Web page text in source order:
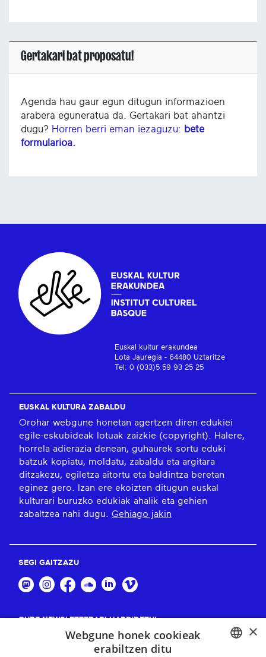
Gertakari bat proposatu!
Agenda hau gaur egun ditugun informazioen
arabera eguneratua da. Gertakari bat ahantzi
dugu? Horren berri eman iezaguzu: bete
formularioa.
Euskal kultur erakundea
Lota Jauregia - 64480 Uztaritze
Tel: 0 (033)5 59 93 25 25
EUSKAL KULTURA ZABALDU
Orohar webgune honetan agertzen diren edukiei
egile-eskubideak lotuak zaizkie (copyright). Halere,
horrela adierazia denean, guhaurek sortu eduki
batzuk kopiatu, moldatu, zabaldu eta argitara
ditzakezu, egiletza aitortu eta baldintza beretan
eginez gero. Izan ere ekoizten ditugun euskal
kulturari buruzko edukiak ahalik eta gehien
zabaltzea nahi dugu. Gehiago jakin
SEGI GAITZAZU
GURE NEWSLETTERARI HARPIDETU!
×
Webgune honek cookieak
erabiltzen ditu